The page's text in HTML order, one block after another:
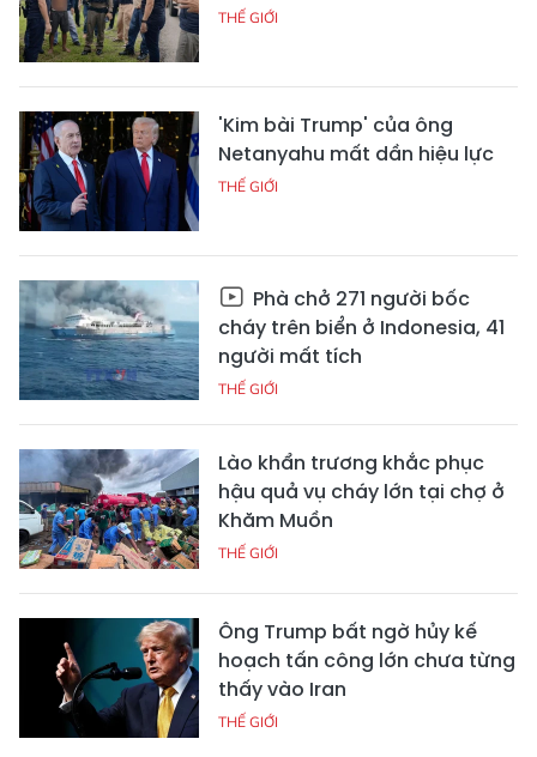
THẾ GIỚI
'Kim bài Trump' của ông
Netanyahu mất dần hiệu lực
THẾ GIỚI
Phà chở 271 người bốc
cháy trên biển ở Indonesia, 41
người mất tích
THẾ GIỚI
Lào khẩn trương khắc phục
hậu quả vụ cháy lớn tại chợ ở
Khăm Muồn
THẾ GIỚI
Ông Trump bất ngờ hủy kế
hoạch tấn công lớn chưa từng
thấy vào Iran
THẾ GIỚI